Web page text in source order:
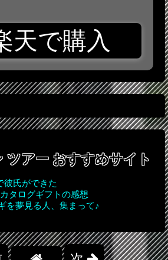
天で購入
ツアー おすすめサイト
彼氏ができた
タログギフトの感想
を夢見る人、集まって♪